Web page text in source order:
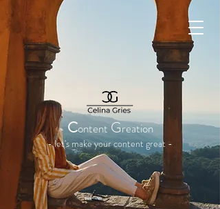
Aspire to inspire
ContentGreation
- let's make your content great -